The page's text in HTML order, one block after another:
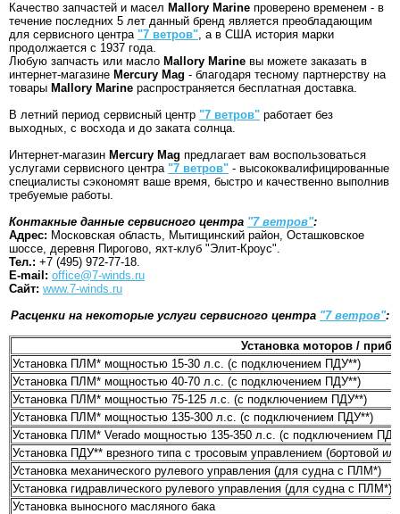
Качество запчастей и масел Mallory Marine проверено временем - в
течение последних 5 лет данный бренд является преобладающим
для сервисного центра "7 ветров", а в США история марки
продолжается с 1937 года.
Любую запчасть или масло Mallory Marine вы можете заказать в
интернет-магазине Mercury Mag - благодаря тесному партнерству на
товары Mallory Marine распространяется бесплатная доставка.
В летний период сервисный центр "7 ветров" работает без
выходных, с восхода и до заката солнца.
Интернет-магазин Mercury Mag предлагает вам воспользоваться
услугами сервисного центра "7 ветров" - высококвалифицированные
специалисты сэкономят ваше время, быстро и качественно выполнив
требуемые работы.
Контакные данные сервисного центра "7 ветров":
Адрес: Московская область, Мытищинский район, Осташковское
шоссе, деревня Пирогово, яхт-клуб "Элит-Кроус".
Тел.: +7 (495) 972-77-18.
E-mail: office@7-winds.ru
Сайт: www.7-winds.ru
Расценки на некоторые услуги сервисного центра "7 ветров":
Установка моторов /
Установка ПЛМ* мощностью 15-30 л.с. (с подключением ПДУ**)
Установка ПЛМ* мощностью 40-70 л.с. (с подключением ПДУ**)
Установка ПЛМ* мощностью 75-125 л.с. (с подключением ПДУ**)
Установка ПЛМ* мощностью 135-300 л.с. (с подключением ПДУ**)
Установка ПЛМ* Verado мощностью 135-350 л.с. (с подключением
Установка ПДУ** врезного типа с тросовым управлением (бортовой
Установка механического рулевого управления (для судна с ПЛМ*)
Установка гидравлического рулевого управления (для судна с ПЛМ*)
Установка выносного масляного бака